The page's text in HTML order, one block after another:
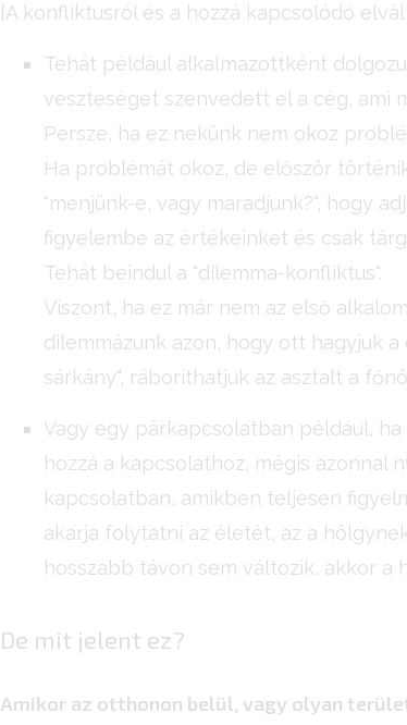
[A konfliktusról és a hozzá kapcsolódó
Tehát például alkalmazottként
veszteséget szenvedett el a cég, ami
Persze, ha ez nekünk nem okoz
Ha problémát okoz, de először
"menjünk-e, vagy maradjunk?", hogy
figyelembe az értékeinket és csak
Tehát beindul a "dilemma-konfliktus".
Viszont, ha ez már nem az első
dilemmázunk azon, hogy ott hagyjuk
sárkány", ráboríthatjuk az asztalt a
Vagy egy párkapcsolatban például,
hozzá a kapcsolathoz, mégis azonnal
kapcsolatban, amikben teljesen
akarja folytatni az életét, az a
hosszabb távon sem változik, akkor a
De mit jelent ez?
Amikor az otthonon belül, vagy olyan